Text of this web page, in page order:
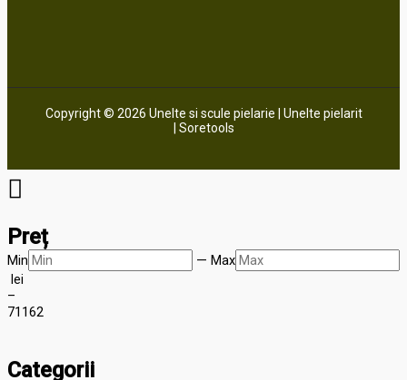
Copyright © 2026 Unelte si scule pielarie | Unelte pielarit
| Soretools
Preț
Min — Max
lei
–
71 162
Categorii